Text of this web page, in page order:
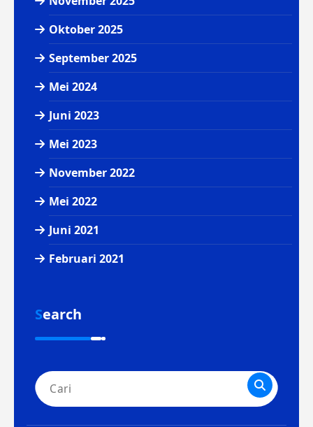
Oktober 2025
September 2025
Mei 2024
Juni 2023
Mei 2023
November 2022
Mei 2022
Juni 2021
Februari 2021
Search
Pencarian
untuk: